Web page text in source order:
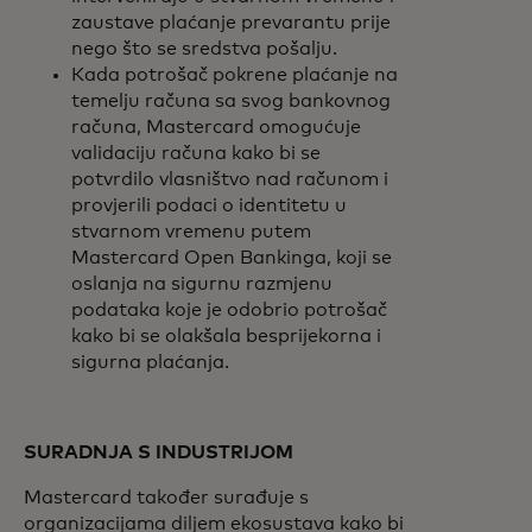
zaustave plaćanje prevarantu prije
nego što se sredstva pošalju.
Kada potrošač pokrene plaćanje na
temelju računa sa svog bankovnog
računa, Mastercard omogućuje
validaciju računa kako bi se
potvrdilo vlasništvo nad računom i
provjerili podaci o identitetu u
stvarnom vremenu putem
Mastercard Open Bankinga, koji se
oslanja na sigurnu razmjenu
podataka koje je odobrio potrošač
kako bi se olakšala besprijekorna i
sigurna plaćanja.
SURADNJA S INDUSTRIJOM
Mastercard također surađuje s
organizacijama diljem ekosustava kako bi